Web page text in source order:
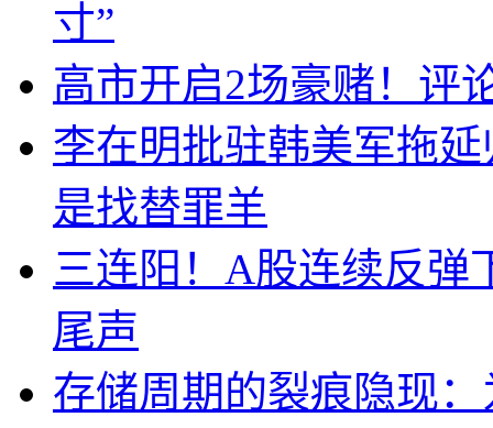
寸”
高市开启2场豪赌！评
李在明批驻韩美军拖
是找替罪羊
三连阳！A股连续反弹
尾声
存储周期的裂痕隐现